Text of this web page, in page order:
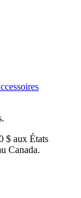
$ aux États
Canada.